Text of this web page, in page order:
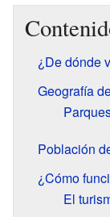
¿De dónde
Geografía
Población
¿Cómo
El